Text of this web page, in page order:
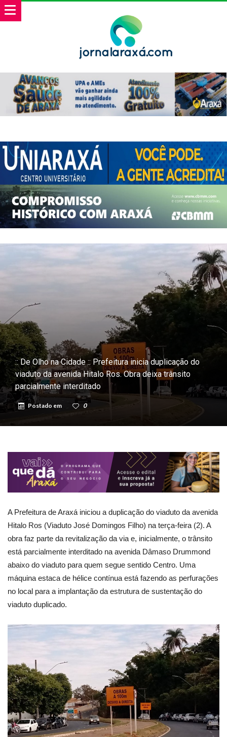
:: De Olho na Cidade :: Prefeitura inicia duplicação do
viaduto da avenida Hitalo Ros. Obra deixa trânsito
parcialmente interditado
Postado em 0
A Prefeitura de Araxá iniciou a duplicação do viaduto da avenida
Hitalo Ros (Viaduto José Domingos Filho) na terça-feira (2). A
obra faz parte da revitalização da via e, inicialmente, o trânsito
está parcialmente interditado na avenida Dâmaso Drummond
abaixo do viaduto para quem segue sentido Centro. Uma
máquina estaca de hélice contínua está fazendo as perfurações
no local para a implantação da estrutura de sustentação do
viaduto duplicado.